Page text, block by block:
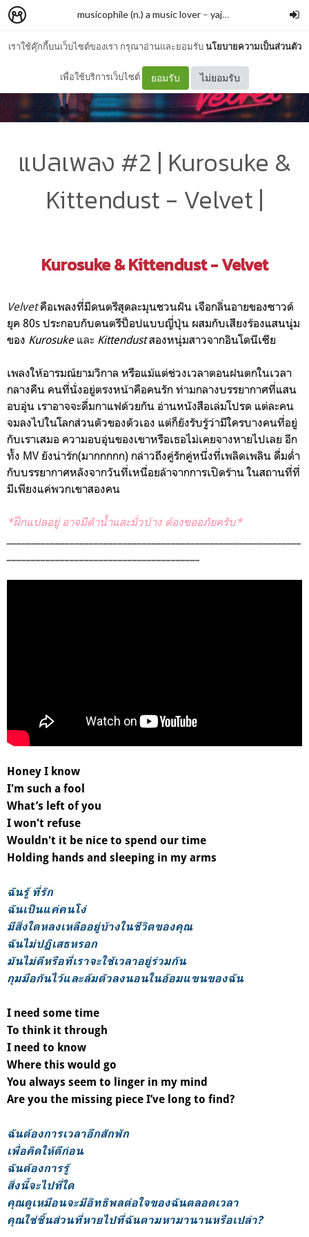
เราใช้คุ๊กกี้บนเว็บไซต์ของเรา กรุณาอ่านและยอมรับนโยบายความเป็นส่วนตัว
เพื่อใช้บริการเว็บไซต์ ยอมรับ ไม่ยอมรับ
musicophile (n.) a music lover – yajeb
แปลเพลง #2 | Kurosuke &
Kittendust - Velvet |
Kurosuke & Kittendust - Velvet
Velvet คือเพลงที่มีดนตรีสุดละมุนชวนฝัน เจือกลิ่นอายของซาวด์
ยุค 80s ประกอบกับดนตรีป็อปแบบญี่ปุ่น ผสมกับเสียงร้องแสนนุ่ม
ของ Kurosuke และ Kittendustสองหนุ่มสาวจากอินโดนีเซีย
เพลงให้อารมณ์ยามวิกาล หรือแม้แต่ช่วงเวลาตอนฝนตกในเวลา
กลางคืน คนที่นั่งอยู่ตรงหน้าคือคนรัก ท่ามกลางบรรยากาศที่แสน
อบอุ่น เราอาจจะดื่มกาแฟด้วยกัน อ่านหนังสือเล่มโปรด แต่ละคน
จมลงไปในโลกส่วนตัวของตัวเอง แต่ก็ยังรับรู้ว่ามีใครบางคนที่อยู่
กับเราเสมอ ความอบอุ่นของเขาหรือเธอไม่เคยจางหายไปเลย อีก
ทั้ง MV ยังน่าร้ก(มากกกกก) กล่าวถึงคู่รักคู่หนึ่งที่เพลิดเพลิน ดื่มด่ำ
กับบรรยากาศหลังจากวันที่เหนื่อยล้าจากการเปิดร้าน ในสถานที่ที่
มีเพียงแค่พวกเขาสองคน
*ฝึกแปลอยู่ อาจมีดำน้ำและมั่วบ้าง ต้องขออภัยครับ*
Honey I know
I'm such a fool
What’s left of you
I won't refuse
Wouldn't it be nice to spend our time
Holding hands and sleeping in my arms
ฉันรู้ ที่รัก
ฉันเป็นแค่คนโง่
มีสิ่งใดหลงเหลืออยู่บ้างในชีวิตของคุณ
ฉันไม่ปฏิเสธหรอก
มันไม่ดีหรือที่เราจะใช้เวลาอยู่ร่วมกัน
กุมมือกันไว้และล้มตัวลงนอนในอ้อมแขนของฉัน
I need some time
To think it through
I need to know
Where this would go
You always seem to linger in my mind
Are you the missing piece I’ve long to find?
ฉันต้องการเวลาอีกสักพัก
เพื่อคิดให้ดีก่อน
ฉันต้องการรู้
สิ่งนี้จะไปที่ใด
คุณดูเหมือนจะมีอิทธิพลต่อใจของฉันตลอดเวลา
คุณใช่ชิ้นส่วนที่หายไปที่ฉันตามหามานานหรือเปล่า?